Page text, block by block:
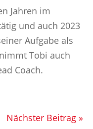
Jahren im
und auch 2023
Aufgabe als
Tobi auch
Coach.
Nächster Beitrag »